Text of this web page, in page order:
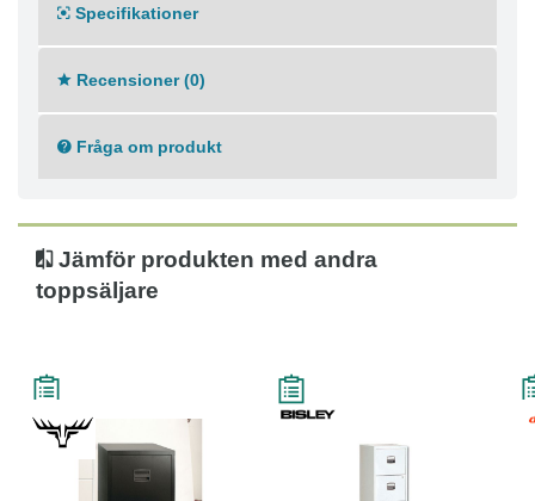
mappar per låda -
- Antal lådor: 2
- Mått: 672 x 413 x 400 mm
Specifikationer
Recensioner (0)
Fråga om produkt
Jämför produkten med andra
toppsäljare